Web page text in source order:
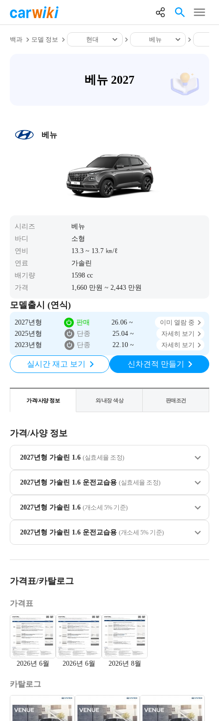
백과 모델 정보 현대 베뉴
베뉴 2027
베뉴
시리즈
베뉴
바디
소형
연비
13.3 ~ 13.7 ㎞/ℓ
연료
가솔린
배기량
1598 cc
가격
1,660 만원 ~ 2,443 만원
모델출시 (연식)
2027년형 판매 26.06 ~
이미 열람 중
2025년형
단종 25.04 ~
자세히 보기
2023년형
단종 22.10 ~ 자세히 보기
실시간 재고 보기 신차견적 만들기
가격/사양 정보 외/내장 색상 판매조건
가격/사양 정보
2027년형 가솔린 1.6 (실효세율 조정)
2027년형 가솔린 1.6 운전교습용 (실효세율 조정)
2027년형 가솔린 1.6 (개소세 5% 기준)
2027년형 가솔린 1.6 운전교습용 (개소세 5% 기준)
가격표/카탈로그
가격표
2026년 6월 2026년 6월 2026년 8월
카탈로그